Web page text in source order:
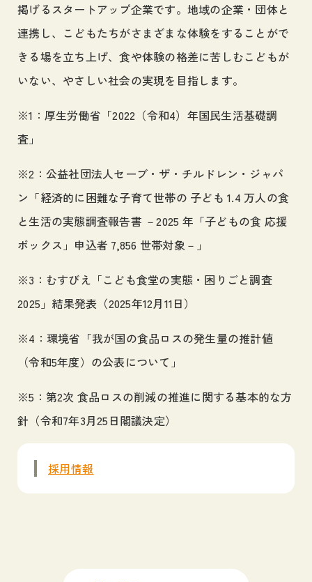
掲げるスタートアップ企業です。地域の企業・団体と
連携し、こどもたちがさまざまな体験をすることがで
きる場を立ち上げ、食や体験の格差に苦しむこどもが
いない、やさしい社会の実現を目指します。
※1：厚生労働省「2022（令和4）年国民生活基礎調
査」
※2：公益社団法人セーブ・ザ・チルドレン・ジャパ
ン「経済的に困難な子育て世帯の 子ども 1.4 万人の食
と生活の実態調査報告書 －2025 年「子どもの食 応援
ボックス」申込者 7,856 世帯対象－」
※3：むすびえ「こども食堂の実態・困りごと調査
2025」結果発表（2025年12月11日）
※4：環境省「我が国の食品ロスの発生量の推計値
（令和5年度）の公表について」
※5：第2次 食品ロスの削減の推進に関する基本的な方
針（令和7年3月25日閣議決定）
採用情報